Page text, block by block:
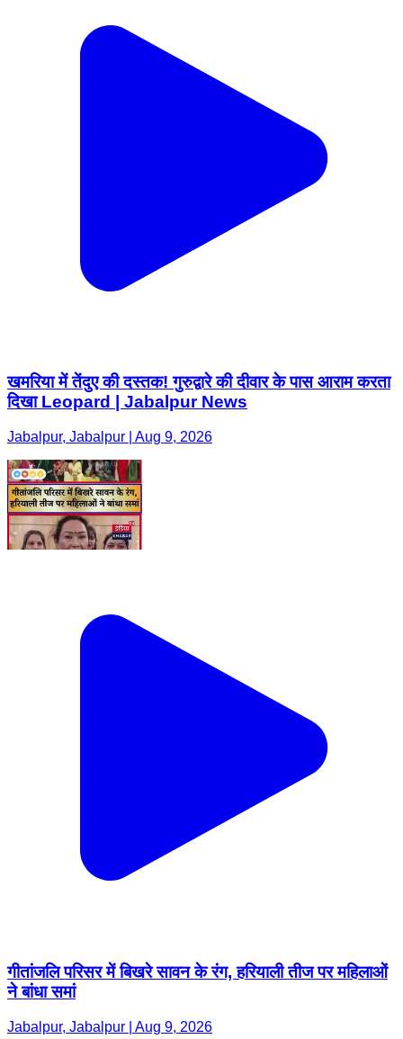
खमरिया में तेंदुए की दस्तक! गुरुद्वारे की दीवार के पास आराम करता
दिखा Leopard | Jabalpur News
Jabalpur, Jabalpur | Aug 9, 2026
गीतांजलि परिसर में बिखरे सावन के रंग, हरियाली तीज पर महिलाओं
ने बांधा समां
Jabalpur, Jabalpur | Aug 9, 2026